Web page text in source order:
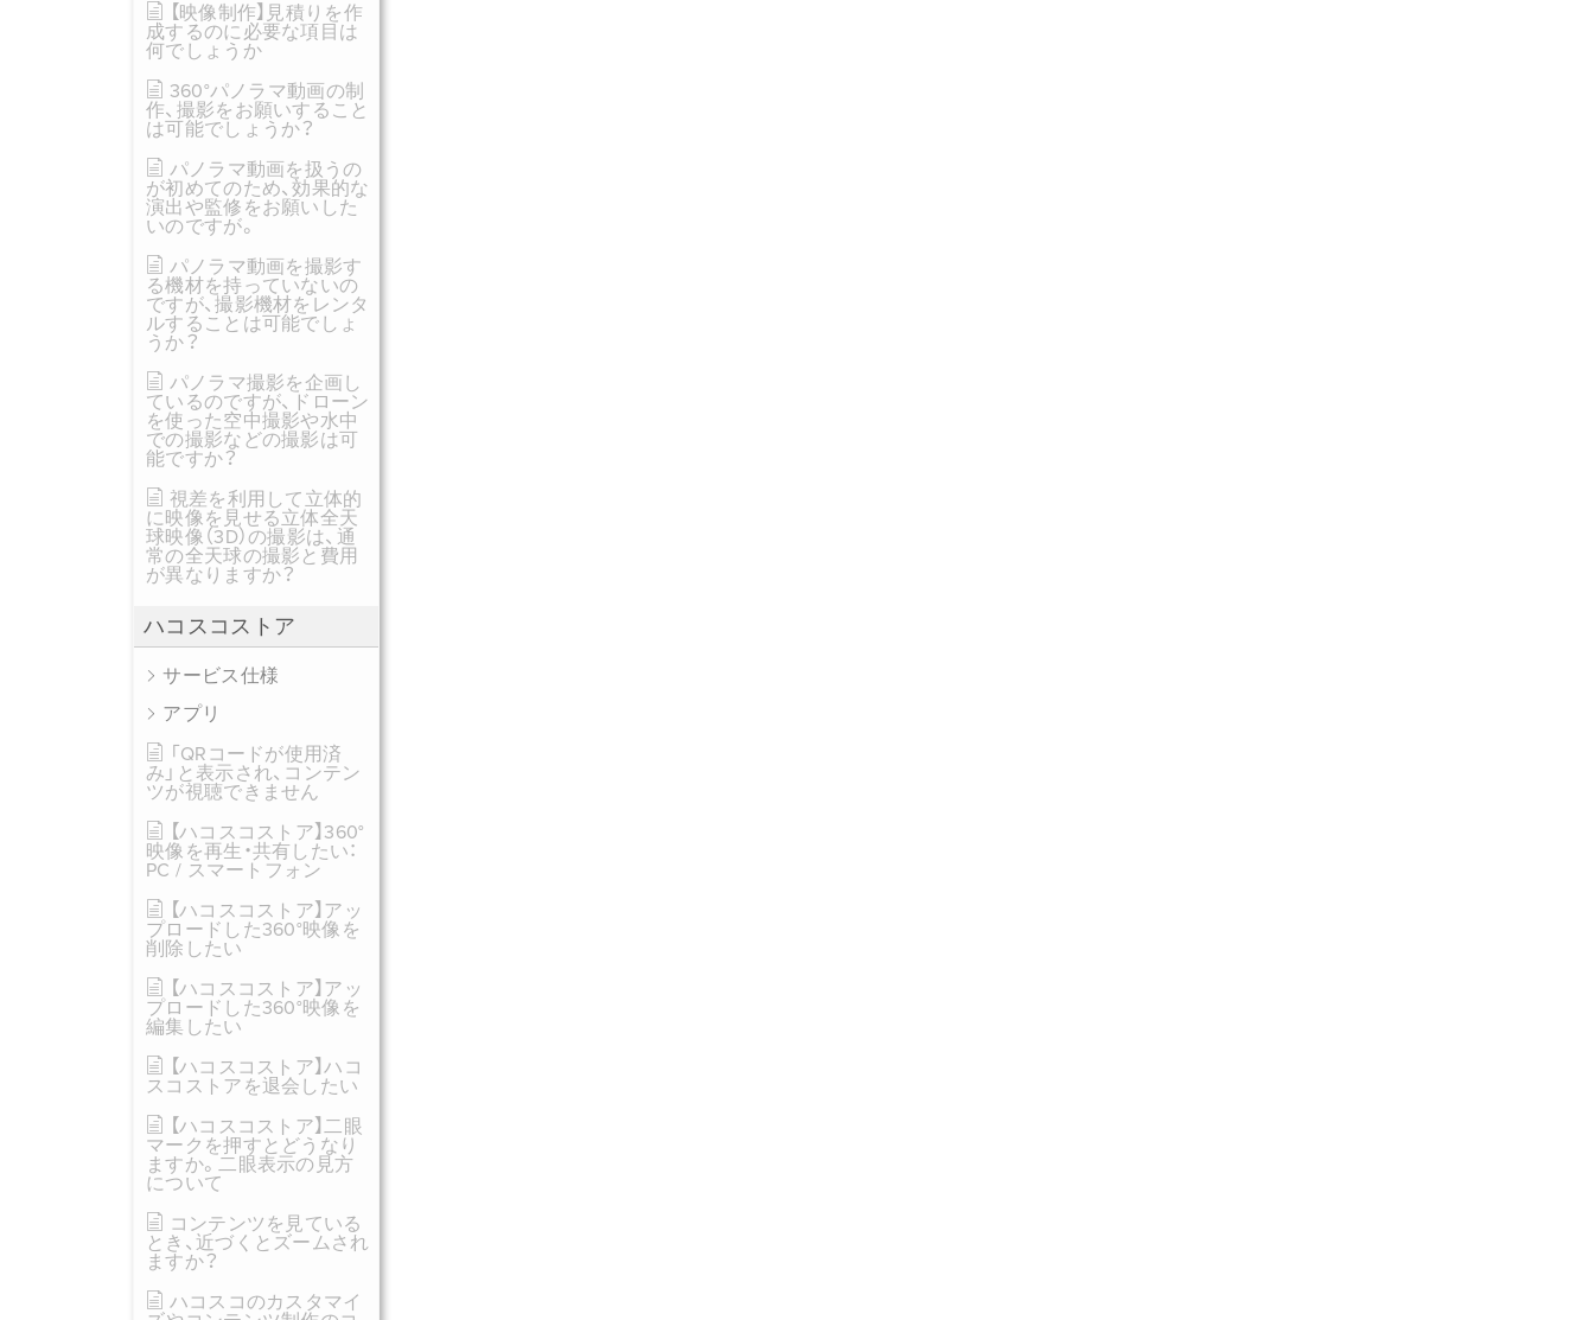
【映像制作】見積りを作
成するのに必要な項目は
何でしょうか
360°パノラマ動画の制
作、撮影をお願いすること
は可能でしょうか？
パノラマ動画を扱うの
が初めてのため、効果的な
演出や監修をお願いした
いのですが。
パノラマ動画を撮影す
る機材を持っていないの
ですが、撮影機材をレンタ
ルすることは可能でしょ
うか？
パノラマ撮影を企画し
ているのですが、ドローン
を使った空中撮影や水中
での撮影などの撮影は可
能ですか？
視差を利用して立体的
に映像を見せる立体全天
球映像（3D）の撮影は、通
常の全天球の撮影と費用
が異なりますか？
ハコスコストア
サービス仕様
アプリ
「QRコードが使用済
み」と表示され、コンテン
ツが視聴できません
【ハコスコストア】360°
映像を再生・共有したい：
PC / スマートフォン
【ハコスコストア】アッ
プロードした360°映像を
削除したい
【ハコスコストア】アッ
プロードした360°映像を
編集したい
【ハコスコストア】ハコ
スコストアを退会したい
【ハコスコストア】二眼
マークを押すとどうなり
ますか。二眼表示の見方
について
コンテンツを見ている
とき、近づくとズームされ
ますか？
ハコスコのカスタマイ